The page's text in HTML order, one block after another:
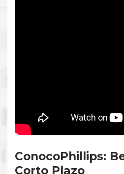
ConocoPhillips:
Corto Plazo